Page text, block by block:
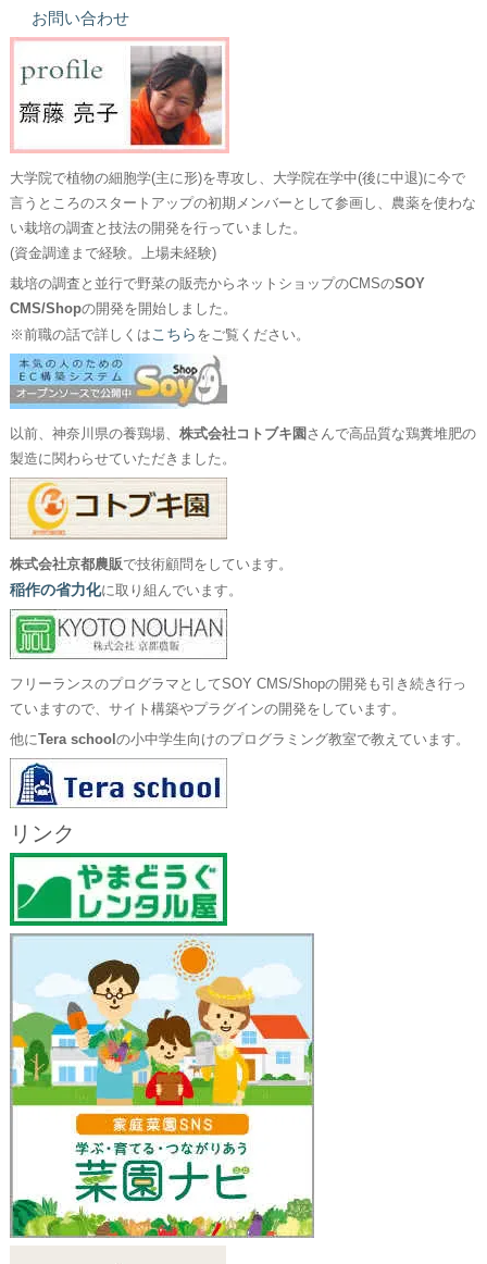
お問い合わせ
大学院で植物の細胞学(主に形)を専攻し、大学院在学中(後に中退)に今で
言うところのスタートアップの初期メンバーとして参画し、農薬を使わな
い栽培の調査と技法の開発を行っていました。
(資金調達まで経験。上場未経験)
栽培の調査と並行で野菜の販売からネットショップのCMSのSOY
CMS/Shopの開発を開始しました。
※前職の話で詳しくは こちら をご覧ください。
以前、神奈川県の養鶏場、 株式会社コトブキ園 さんで高品質な鶏糞堆肥の
製造に関わらせていただきました。
株式会社京都農販で技術顧問をしています。
稲作の省力化に取り組んでいます。
フリーランスのプログラマとしてSOY CMS/Shopの開発も引き続き行っ
ていますので、サイト構築やプラグインの開発をしています。
他にTera school の小中学生向けのプログラミング教室で教えています。
リンク